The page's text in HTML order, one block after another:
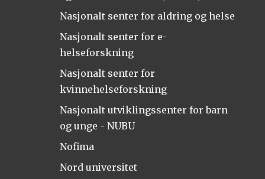
Nasjonalt senter for aldring og helse
Nasjonalt senter for e-
helseforskning
Nasjonalt senter for
kvinnehelseforskning
Nasjonalt utviklingssenter for barn
og unge - NUBU
Nofima
Nord universitet